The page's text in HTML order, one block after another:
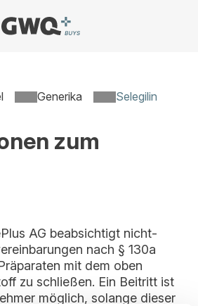
Generika Selegilin
zum
AG beabsichtigt nicht-
nach § 130a
mit dem oben
zu schließen. Ein Beitritt ist
möglich, solange dieser